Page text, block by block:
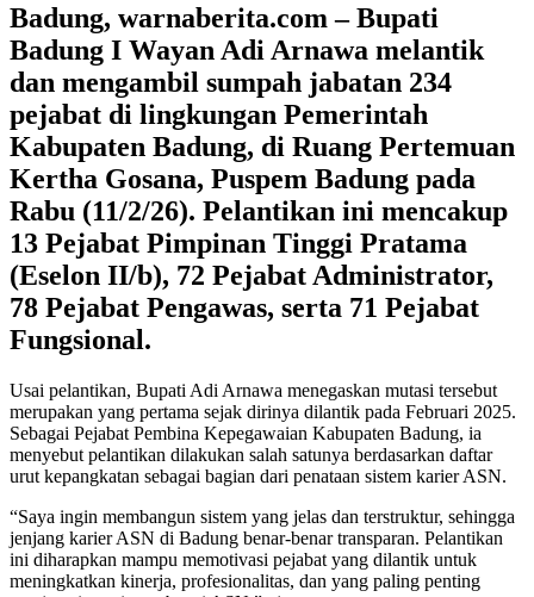
Badung, warnaberita.com – Bupati
Badung I Wayan Adi Arnawa melantik
dan mengambil sumpah jabatan 234
pejabat di lingkungan Pemerintah
Kabupaten Badung, di Ruang Pertemuan
Kertha Gosana, Puspem Badung pada
Rabu (11/2/26). Pelantikan ini mencakup
13 Pejabat Pimpinan Tinggi Pratama
(Eselon II/b), 72 Pejabat Administrator,
78 Pejabat Pengawas, serta 71 Pejabat
Fungsional.
Usai pelantikan, Bupati Adi Arnawa menegaskan mutasi tersebut
merupakan yang pertama sejak dirinya dilantik pada Februari 2025.
Sebagai Pejabat Pembina Kepegawaian Kabupaten Badung, ia
menyebut pelantikan dilakukan salah satunya berdasarkan daftar
urut kepangkatan sebagai bagian dari penataan sistem karier ASN.
“Saya ingin membangun sistem yang jelas dan terstruktur, sehingga
jenjang karier ASN di Badung benar-benar transparan. Pelantikan
ini diharapkan mampu memotivasi pejabat yang dilantik untuk
meningkatkan kinerja, profesionalitas, dan yang paling penting